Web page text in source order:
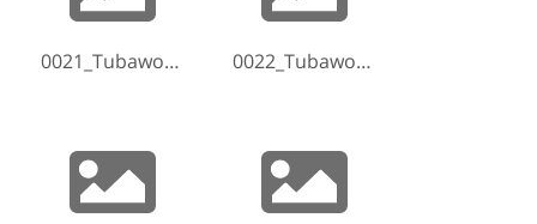
0021_Tubaworkshop-Hammelburg-2017-170520-185300.jpg 0022_Tubaworkshop-Hammelburg-2017-170520-185339.jpg